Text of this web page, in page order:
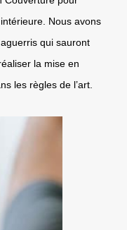
Nous avons
qui sauront
la mise en
les règles de l’art.